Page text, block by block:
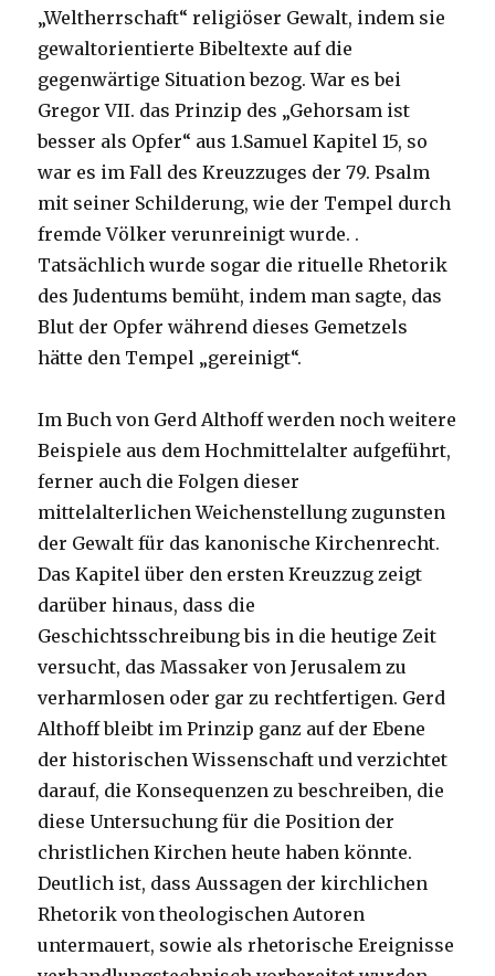
„Weltherrschaft“ religiöser Gewalt, indem sie
gewaltorientierte Bibeltexte auf die
gegenwärtige Situation bezog. War es bei
Gregor VII. das Prinzip des „Gehorsam ist
besser als Opfer“ aus 1.Samuel Kapitel 15, so
war es im Fall des Kreuzzuges der 79. Psalm
mit seiner Schilderung, wie der Tempel durch
fremde Völker verunreinigt wurde. .
Tatsächlich wurde sogar die rituelle Rhetorik
des Judentums bemüht, indem man sagte, das
Blut der Opfer während dieses Gemetzels
hätte den Tempel „gereinigt“.
Im Buch von Gerd Althoff werden noch weitere
Beispiele aus dem Hochmittelalter aufgeführt,
ferner auch die Folgen dieser
mittelalterlichen Weichenstellung zugunsten
der Gewalt für das kanonische Kirchenrecht.
Das Kapitel über den ersten Kreuzzug zeigt
darüber hinaus, dass die
Geschichtsschreibung bis in die heutige Zeit
versucht, das Massaker von Jerusalem zu
verharmlosen oder gar zu rechtfertigen. Gerd
Althoff bleibt im Prinzip ganz auf der Ebene
der historischen Wissenschaft und verzichtet
darauf, die Konsequenzen zu beschreiben, die
diese Untersuchung für die Position der
christlichen Kirchen heute haben könnte.
Deutlich ist, dass Aussagen der kirchlichen
Rhetorik von theologischen Autoren
untermauert, sowie als rhetorische Ereignisse